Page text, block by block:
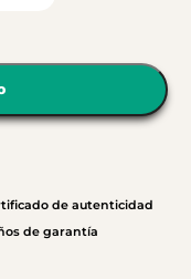
de autenticidad
de garantía